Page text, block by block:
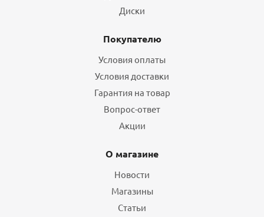
Диски
Покупателю
Условия оплаты
Условия доставки
Гарантия на товар
Вопрос-ответ
Акции
О магазине
Новости
Магазины
Статьи